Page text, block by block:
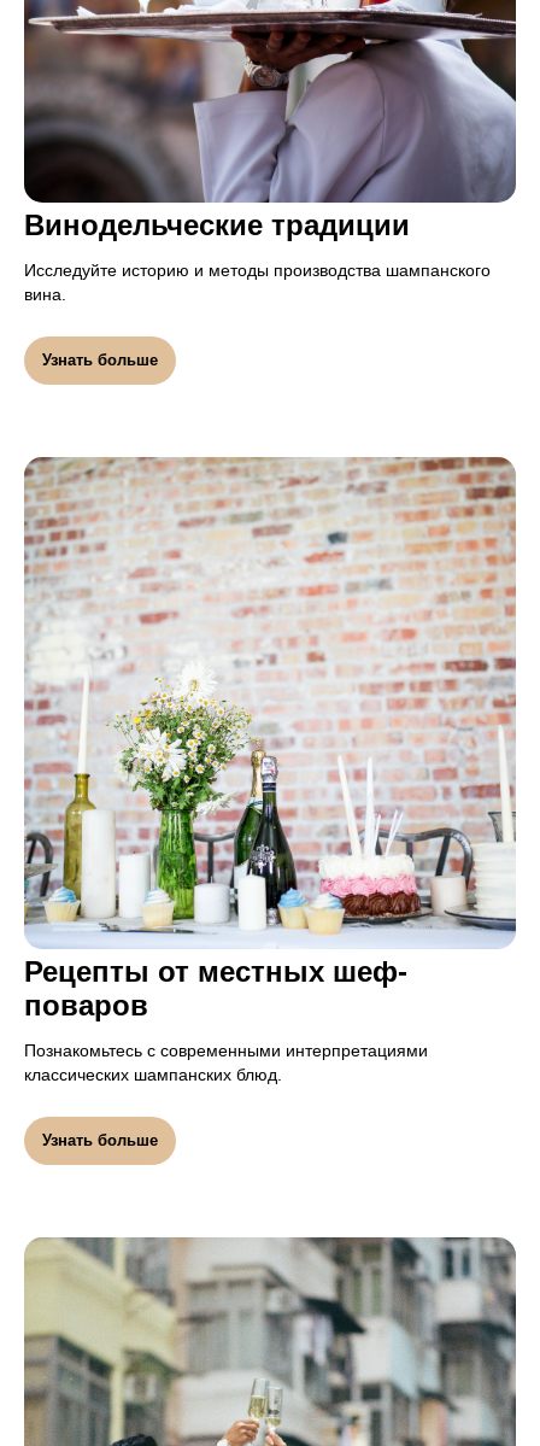
Винодельческие традиции
Исследуйте историю и методы производства шампанского
вина.
Узнать больше
Рецепты от местных шеф-
поваров
Познакомьтесь с современными интерпретациями
классических шампанских блюд.
Узнать больше